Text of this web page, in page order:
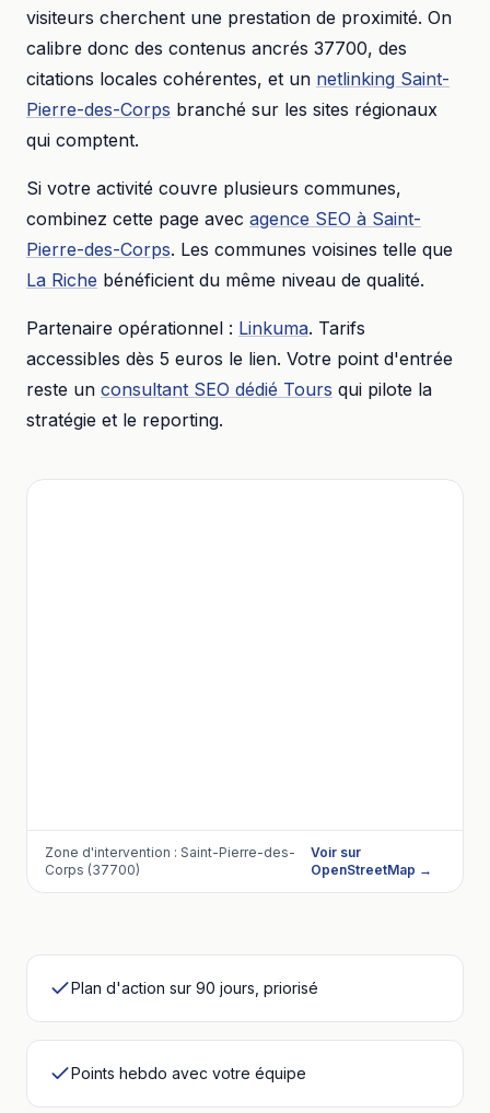
visiteurs cherchent une prestation de proximité. On
calibre donc des contenus ancrés 37700, des
citations locales cohérentes, et un netlinking Saint-
Pierre-des-Corps branché sur les sites régionaux
qui comptent.
Si votre activité couvre plusieurs communes,
combinez cette page avec agence SEO à Saint-
Pierre-des-Corps. Les communes voisines telle que
La Riche bénéficient du même niveau de qualité.
Partenaire opérationnel : Linkuma. Tarifs
accessibles dès 5 euros le lien. Votre point d'entrée
reste un consultant SEO dédié Tours qui pilote la
stratégie et le reporting.
Zone d'intervention : Saint-Pierre-des-
Corps (37700)
Voir sur
OpenStreetMap →
Plan d'action sur 90 jours, priorisé
Points hebdo avec votre équipe